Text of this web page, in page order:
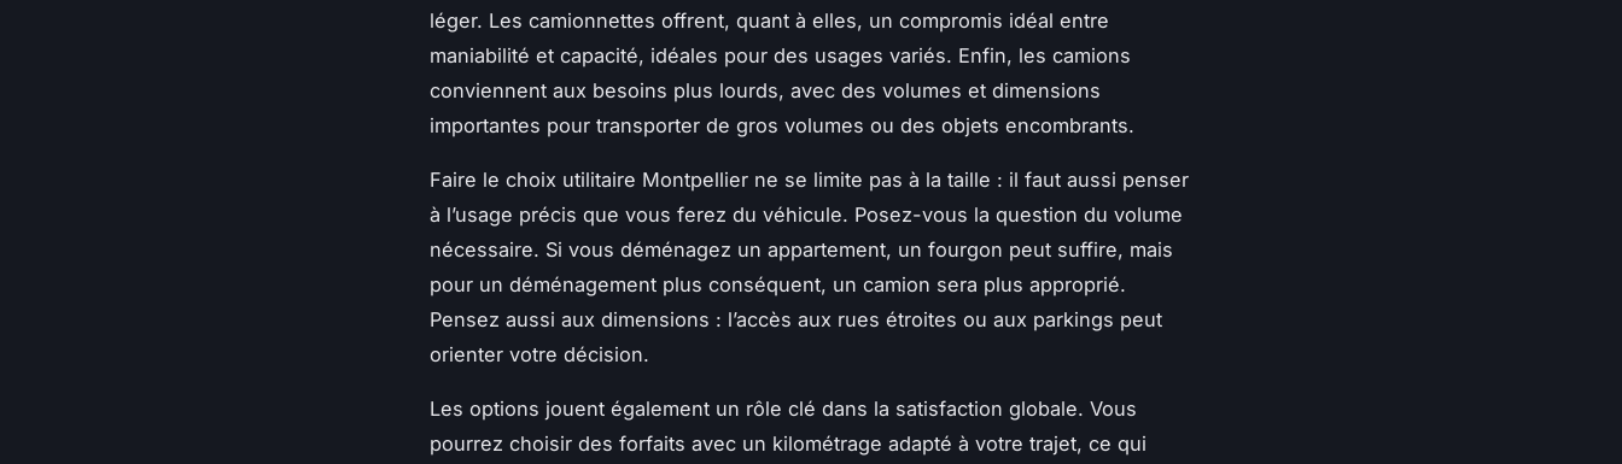
léger. Les camionnettes offrent, quant à elles, un compromis idéal entre
maniabilité et capacité, idéales pour des usages variés. Enfin, les camions
conviennent aux besoins plus lourds, avec des volumes et dimensions
importantes pour transporter de gros volumes ou des objets encombrants.
Faire le choix utilitaire Montpellier ne se limite pas à la taille : il faut aussi penser
à l’usage précis que vous ferez du véhicule. Posez-vous la question du volume
nécessaire. Si vous déménagez un appartement, un fourgon peut suffire, mais
pour un déménagement plus conséquent, un camion sera plus approprié.
Pensez aussi aux dimensions : l’accès aux rues étroites ou aux parkings peut
orienter votre décision.
Les options jouent également un rôle clé dans la satisfaction globale. Vous
pourrez choisir des forfaits avec un kilométrage adapté à votre trajet, ce qui